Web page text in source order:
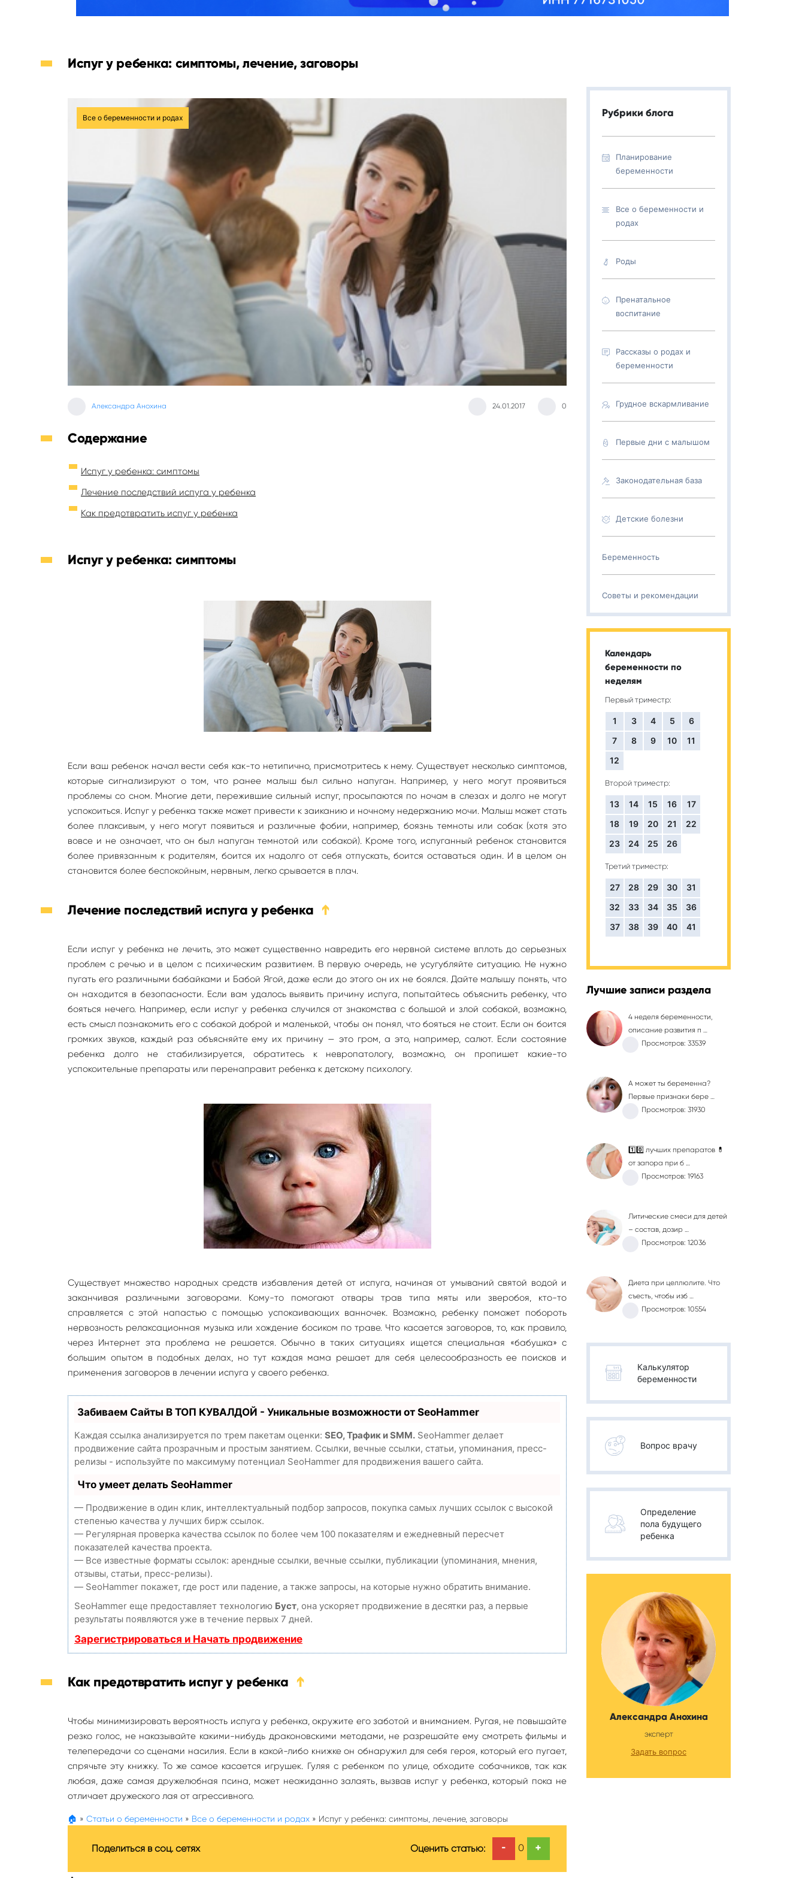
Испуг у ребенка: симптомы, лечение, заговоры
Все о беременности и родах
Александра Анохина 24.01.2017 0
Содержание
Испуг у ребенка: симптомы
Лечение последствий испуга у ребенка
Как предотвратить испуг у ребенка
Испуг у ребенка: симптомы
Если ваш ребенок начал вести себя как-то нетипично, присмотритесь к нему. Существует несколько симптомов,
которые сигнализируют о том, что ранее малыш был сильно напуган. Например, у него могут проявиться
проблемы со сном. Многие дети, пережившие сильный испуг, просыпаются по ночам в слезах и долго не могут
успокоиться. Испуг у ребенка также может привести к заиканию и ночному недержанию мочи. Малыш может стать
более плаксивым, у него могут появиться и различные фобии, например, боязнь темноты или собак (хотя это
вовсе и не означает, что он был напуган темнотой или собакой). Кроме того, испуганный ребенок становится
более привязанным к родителям, боится их надолго от себя отпускать, боится оставаться один. И в целом он
становится более беспокойным, нервным, легко срывается в плач.
Лечение последствий испуга у ребенка ➔
Если испуг у ребенка не лечить, это может существенно навредить его нервной системе вплоть до серьезных
проблем с речью и в целом с психическим развитием. В первую очередь, не усугубляйте ситуацию. Не нужно
пугать его различными бабайками и Бабой Ягой, даже если до этого он их не боялся. Дайте малышу понять, что
он находится в безопасности. Если вам удалось выявить причину испуга, попытайтесь объяснить ребенку, что
бояться нечего. Например, если испуг у ребенка случился от знакомства с большой и злой собакой, возможно,
есть смысл познакомить его с собакой доброй и маленькой, чтобы он понял, что бояться не стоит. Если он боится
громких звуков, каждый раз объясняйте ему их причину — это гром, а это, например, салют. Если состояние
ребенка долго не стабилизируется, обратитесь к невропатологу, возможно, он пропишет какие-то
успокоительные препараты или перенаправит ребенка к детскому психологу.
Существует множество народных средств избавления детей от испуга, начиная от умываний святой водой и
заканчивая различными заговорами. Кому-то помогают отвары трав типа мяты или зверобоя, кто-то
справляется с этой напастью с помощью успокаивающих ванночек. Возможно, ребенку поможет побороть
нервозность релаксационная музыка или хождение босиком по траве. Что касается заговоров, то, как правило,
через Интернет эта проблема не решается. Обычно в таких ситуациях ищется специальная «бабушка» с
большим опытом в подобных делах, но тут каждая мама решает для себя целесообразность ее поисков и
применения заговоров в лечении испуга у своего ребенка.
Забиваем Сайты В ТОП КУВАЛДОЙ - Уникальные возможности от SeoHammer
Каждая ссылка анализируется по трем пакетам оценки: SEO, Трафик и SMM. SeoHammer делает
продвижение сайта прозрачным и простым занятием. Ссылки, вечные ссылки, статьи, упоминания, пресс-
релизы - используйте по максимуму потенциал SeoHammer для продвижения вашего сайта.
Что умеет делать SeoHammer
— Продвижение в один клик, интеллектуальный подбор запросов, покупка самых лучших ссылок с высокой
степенью качества у лучших бирж ссылок.
— Регулярная проверка качества ссылок по более чем 100 показателям и ежедневный пересчет
показателей качества проекта.
— Все известные форматы ссылок: арендные ссылки, вечные ссылки, публикации (упоминания, мнения,
отзывы, статьи, пресс-релизы).
— SeoHammer покажет, где рост или падение, а также запросы, на которые нужно обратить внимание.
SeoHammer еще предоставляет технологию Буст, она ускоряет продвижение в десятки раз, а первые
результаты появляются уже в течение первых 7 дней.
Зарегистрироваться и Начать продвижение
Как предотвратить испуг у ребенка ➔
Чтобы минимизировать вероятность испуга у ребенка, окружите его заботой и вниманием. Ругая, не повышайте
резко голос, не наказывайте какими-нибудь драконовскими методами, не разрешайте ему смотреть фильмы и
телепередачи со сценами насилия. Если в какой-либо книжке он обнаружил для себя героя, который его пугает,
спрячьте эту книжку. То же самое касается игрушек. Гуляя с ребенком по улице, обходите собачников, так как
любая, даже самая дружелюбная псина, может неожиданно залаять, вызвав испуг у ребенка, который пока не
отличает дружеского лая от агрессивного.
🏠 » Статьи о беременности » Все о беременности и родах » Испуг у ребенка: симптомы, лечение, заговоры
Поделиться в соц. сетях Оценить статью: - 0 +
Рубрики блога
Планирование
беременности
Все о беременности и
родах
Роды
Пренатальное
воспитание
Рассказы о родах и
беременности
Грудное вскармливание
Первые дни с малышом
Законодательная база
Детские болезни
Беременность
Советы и рекомендации
Календарь
беременности по
неделям
Первый триместр:
1 3 4 5
6
7
8 9 10
11
12
Второй триместр:
13 14 15 16
17
18
19 20 21
22
23
24 25 26
Третий триместр:
27 28 29 30
31
32
33 34 35
36
37
38 39 40 41
Лучшие записи раздела
4 неделя беременности,
описание развития п …
Просмотров: 33539
А может ты беременна?
Первые признаки бере …
Просмотров: 31930
1️⃣0️⃣ лучших препаратов 💊
от запора при б …
Просмотров: 19163
Литические смеси для детей
– состав, дозир …
Просмотров: 12036
Диета при целлюлите. Что
съесть, чтобы изб …
Просмотров: 10554
Калькулятор
беременности
Вопрос врачу
Определение
пола будущего
ребенка
Александра Анохина
эксперт
Задать вопрос